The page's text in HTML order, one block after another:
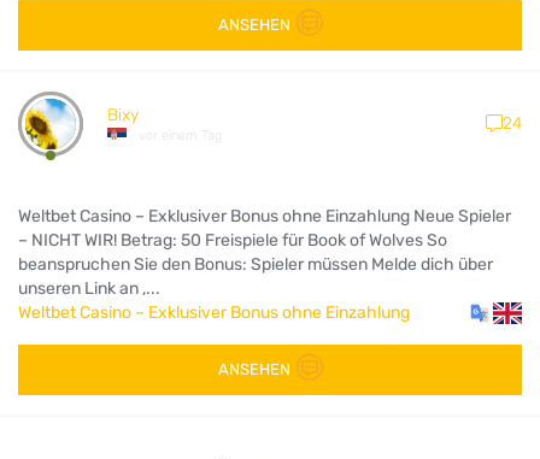
ANSEHEN
Bixy
vor einem Tag
24
Weltbet Casino – Exklusiver Bonus ohne Einzahlung Neue Spieler
– NICHT WIR! Betrag: 50 Freispiele für Book of Wolves So
beanspruchen Sie den Bonus: Spieler müssen Melde dich über
unseren Link an ,...
Weltbet Casino – Exklusiver Bonus ohne Einzahlung
ANSEHEN